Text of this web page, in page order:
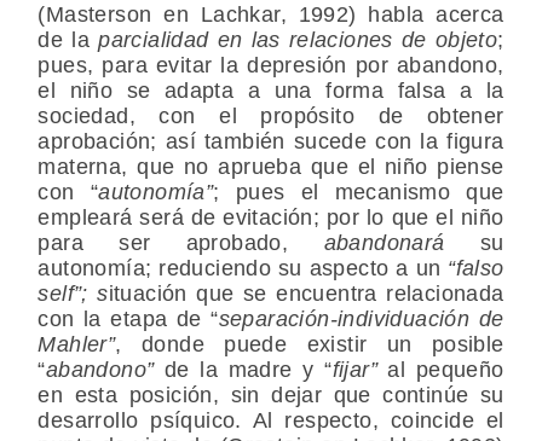
(Masterson en Lachkar, 1992) habla acerca
de laparcialidad en las relaciones de objeto;
pues, para evitar la depresión por abandono,
el niño se adapta a una forma falsa a la
sociedad, con el propósito de obtener
aprobación; así también sucede con la figura
materna, que no aprueba que el niño piense
con “autonomía”; pues el mecanismo que
empleará será de evitación; por lo que el niño
para ser aprobado, abandonará su
autonomía; reduciendo su aspecto a un “falso
self”; situación que se encuentra relacionada
con la etapa de “separación-individuación de
Mahler”, donde puede existir un posible
“abandono”de la madre y “fijar”al pequeño
en esta posición, sin dejar que continúe su
desarrollo psíquico. Al respecto, coincide el